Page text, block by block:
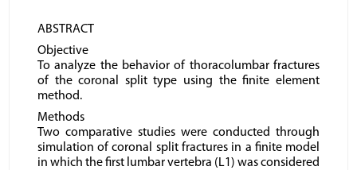
ABSTRACT
Objective
To analyze the behavior of thoracolumbar fractures
of the coronal split type using the finite element
method.
Methods
Two comparative studies were conducted through
simulation of coronal split fractures in a finite model
in which the first lumbar vertebra (L1) was considered